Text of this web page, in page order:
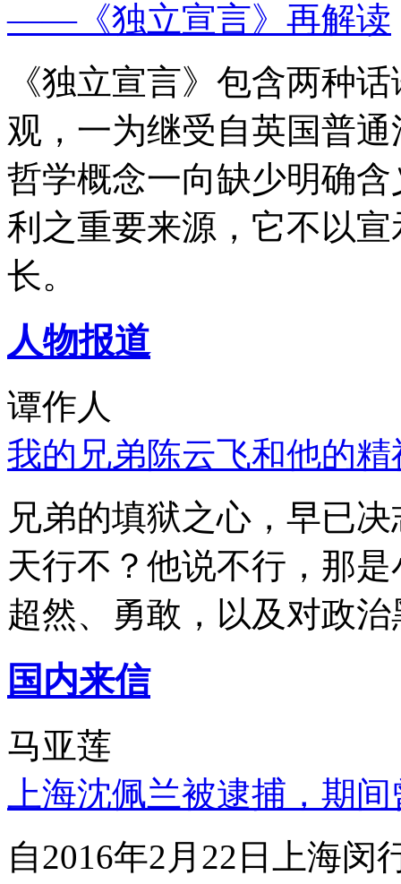
——《独立宣言》再解读
《独立宣言》包含两种
观，一为继受自英国普
哲学概念一向缺少明确
利之重要来源，它不以
长。
人物报道
谭作人
我的兄弟陈云飞和他的
兄弟的填狱之心，早已
天行不？他说不行，那
超然、勇敢，以及对政
国内来信
马亚莲
上海沈佩兰被逮捕，期
自2016年2月22日上海